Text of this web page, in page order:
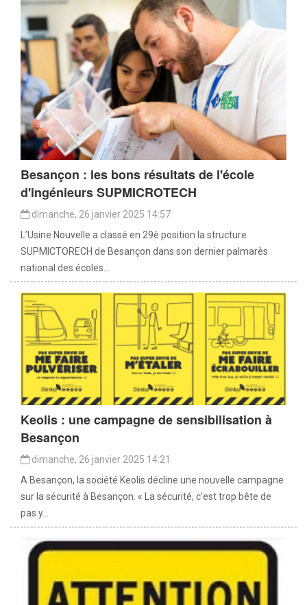
Besançon : les bons résultats de l'école
d'ingénieurs SUPMICROTECH
dimanche, 26 janvier 2025 14:57
L’Usine Nouvelle a classé en 29è position la structure
SUPMICTORECH de Besançon dans son dernier palmarès
national des écoles...
Keolis : une campagne de sensibilisation à
Besançon
dimanche, 26 janvier 2025 14:21
A Besançon, la société Keolis décline une nouvelle campagne
sur la sécurité à Besançon. « La sécurité, c’est trop bête de
pas y...